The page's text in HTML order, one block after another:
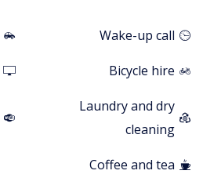
Wake-up call
Bicycle hire
Laundry and dry
cleaning
Coffee and tea